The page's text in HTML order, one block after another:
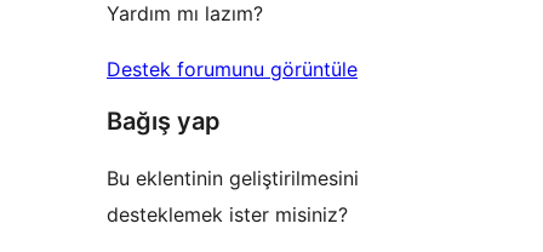
Yardım mı lazım?
Destek forumunu görüntüle
Bağış yap
Bu eklentinin geliştirilmesini
desteklemek ister misiniz?